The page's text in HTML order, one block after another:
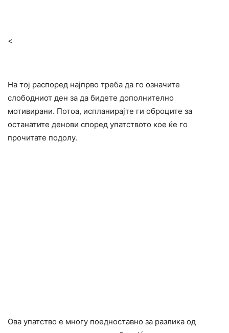
<
На тој распоред најпрво треба да го означите
слободниот ден за да бидете дополнително
мотивирани. Потоа, испланирајте ги оброците за
останатите денови според упатството кое ќе го
прочитате подолу.
Ова упатство е многу поедноставно за разлика од